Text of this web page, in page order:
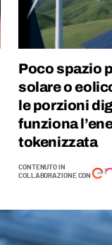
Poco spazio
solare o
le porzioni
funziona
tokenizzata
CONTENUTO IN
COLLABORAZIONE CON